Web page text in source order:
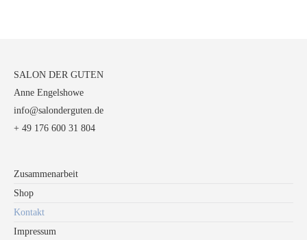
SALON DER GUTEN
Anne Engelshowe
info@salonderguten.de
+ 49 176 600 31 804
Zusammenarbeit
Shop
Kontakt
Impressum